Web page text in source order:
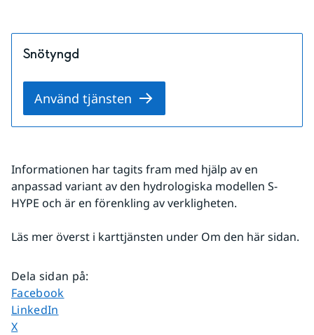
Snötyngd
Använd tjänsten
Informationen har tagits fram med hjälp av en
anpassad variant av den hydrologiska modellen S-
HYPE och är en förenkling av verkligheten.
Läs mer överst i karttjänsten under Om den här sidan.
Dela sidan på:
Dela sidan på
Facebook
Dela sidan på
LinkedIn
Dela sidan på
X